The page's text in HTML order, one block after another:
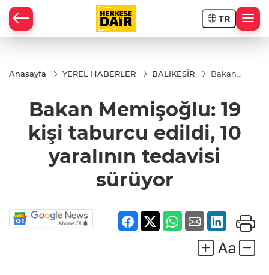
TR
Anasayfa YEREL HABERLER BALIKESİR
Bakan
taburcu
edildi, 10
tedavisi
sürüyor
Bakan Memişoğlu: 19
kişi taburcu edildi, 10
yaralının tedavisi
sürüyor